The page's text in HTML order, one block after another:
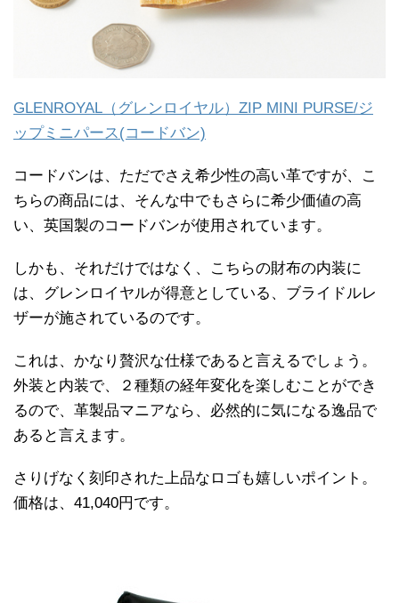
GLENROYAL（グレンロイヤル）ZIP MINI PURSE/ジ
ップミニパース(コードバン)
コードバンは、ただでさえ希少性の高い革ですが、こ
ちらの商品には、そんな中でもさらに希少価値の高
い、英国製のコードバンが使用されています。
しかも、それだけではなく、こちらの財布の内装に
は、グレンロイヤルが得意としている、ブライドルレ
ザーが施されているのです。
これは、かなり贅沢な仕様であると言えるでしょう。
外装と内装で、２種類の経年変化を楽しむことができ
るので、革製品マニアなら、必然的に気になる逸品で
あると言えます。
さりげなく刻印された上品なロゴも嬉しいポイント。
価格は、41,040円です。